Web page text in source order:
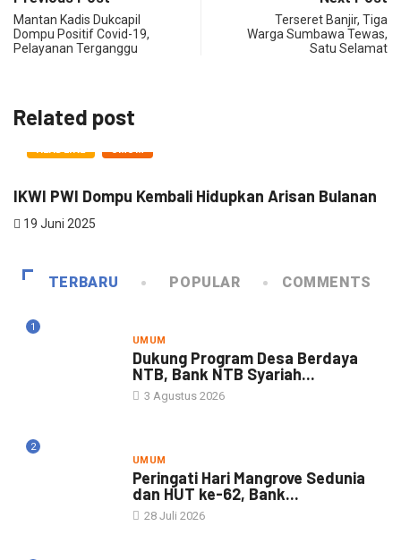
Mantan Kadis Dukcapil
Dompu Positif Covid-19,
Pelayanan Terganggu
Terseret Banjir, Tiga
Warga Sumbawa Tewas,
Satu Selamat
Related post
HEADLINE UMUM
IKWI PWI Dompu Kembali Hidupkan Arisan Bulanan
19 Juni 2025
TERBARU POPULAR COMMENTS
1
UMUM
Dukung Program Desa Berdaya
NTB, Bank NTB Syariah...
3 Agustus 2026
2
UMUM
Peringati Hari Mangrove Sedunia
dan HUT ke-62, Bank...
28 Juli 2026